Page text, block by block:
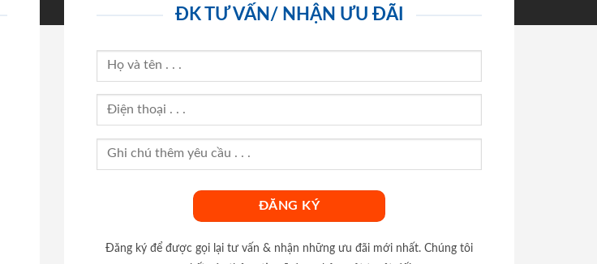
ĐK TƯ VẤN/ NHẬN ƯU ĐÃI
Đăng ký để được gọi lại tư vấn & nhận những ưu đãi mới nhất. Chúng tôi